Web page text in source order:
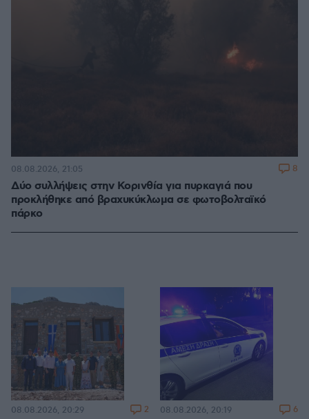
Δύο συλλήψεις στην Κορινθία για πυρκαγιά που
προκλήθηκε από βραχυκύκλωμα σε φωτοβολταϊκό
πάρκο
08.08.2026, 21:05 8
08.08.2026, 20:29 2 08.08.2026, 20:19 6